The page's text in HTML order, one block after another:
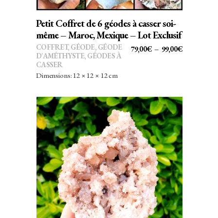
options
être
sur
produit
Petit Coffret de 6 géodes à casser soi-
même – Maroc, Mexique – Lot Exclusif
79,00€ – 99,00€PLAGE
À
99,00€
COFFRET, GÉODE, GÉODE
D'AMÉTHYSTE, GÉODES À
CASSER
Dimensions: 12 × 12 × 12 cm
AJOUTER AU PANIER